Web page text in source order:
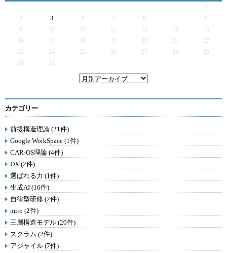
2
3 4 5 6 7
9
12 13 14
15
16
17 19 20 21
22
23
24 25 26 27 28
29
30
31
カテゴリー
前提構造理論 (21件)
Google WorkSpace (1件)
CAR-OS理論 (4件)
DX (2件)
選ばれる力 (1件)
生成AI (16件)
自律型研修 (2件)
miro (2件)
三層構造モデル (20件)
スクラム (2件)
アジャイル (7件)